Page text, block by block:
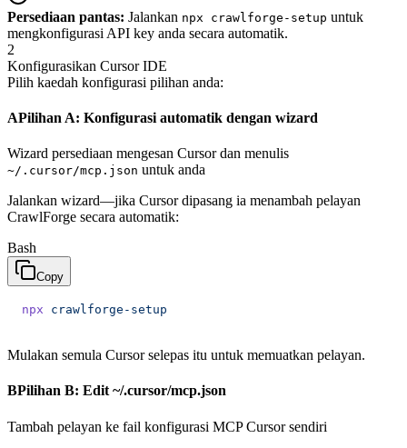
Persediaan pantas: Jalankan npx crawlforge-setup untuk
mengkonfigurasi API key anda secara automatik.
2
Konfigurasikan Cursor IDE
Pilih kaedah konfigurasi pilihan anda:
APilihan A: Konfigurasi automatik dengan wizard
Wizard persediaan mengesan Cursor dan menulis
~/.cursor/mcp.json untuk anda
Jalankan wizard—jika Cursor dipasang ia menambah pelayan
CrawlForge secara automatik:
Bash
Copy
npx crawlforge-setup
Mulakan semula Cursor selepas itu untuk memuatkan pelayan.
BPilihan B: Edit ~/.cursor/mcp.json
Tambah pelayan ke fail konfigurasi MCP Cursor sendiri